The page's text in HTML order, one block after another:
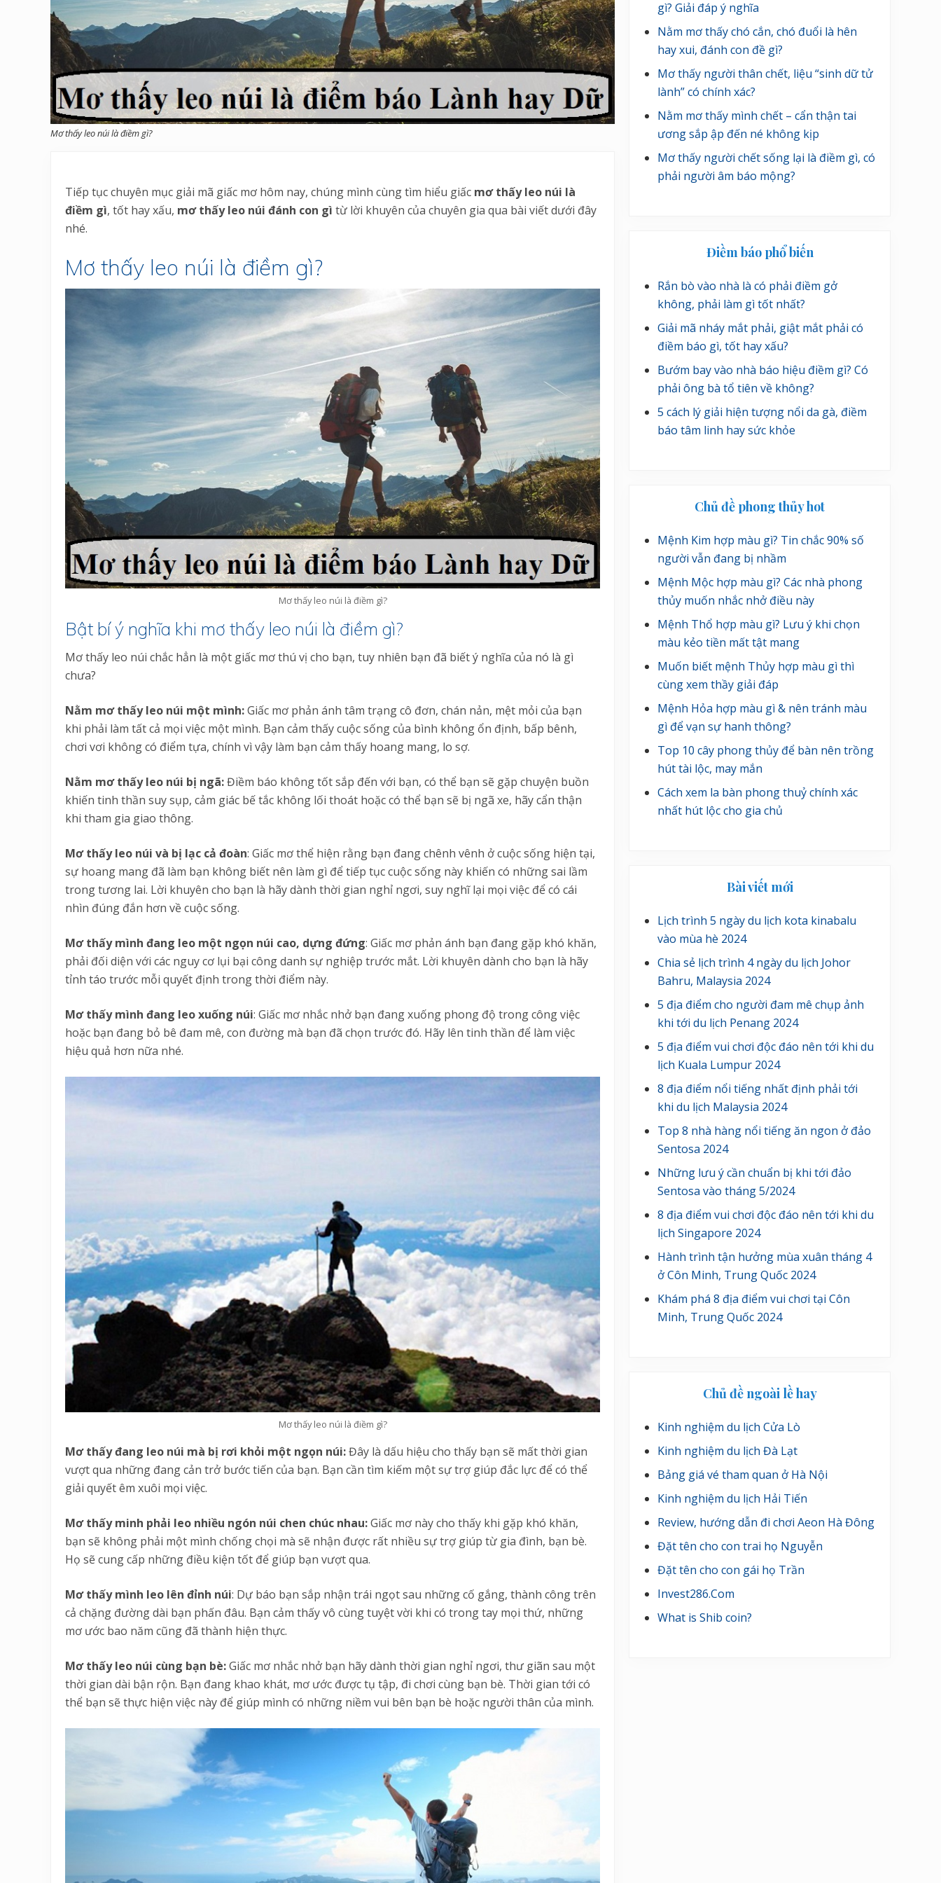
Mơ thấy leo núi là điềm gì?
Tiếp tục chuyên mục giải mã giấc mơ hôm nay, chúng mình cùng tìm hiểu giấc mơ thấy leo núi là
điềm gì, tốt hay xấu, mơ thấy leo núi đánh con gì từ lời khuyên của chuyên gia qua bài viết dưới đây
nhé.
Mơ thấy leo núi là điềm gì?
Mơ thấy leo núi là điềm gì?
Bật bí ý nghĩa khi mơ thấy leo núi là điềm gì?
Mơ thấy leo núi chắc hẳn là một giấc mơ thú vị cho bạn, tuy nhiên bạn đã biết ý nghĩa của nó là gì
chưa?
Nằm mơ thấy leo núi một mình:Giấc mơ phản ánh tâm trạng cô đơn, chán nản, mệt mỏi của bạn
khi phải làm tất cả mọi việc một mình. Bạn cảm thấy cuộc sống của bình không ổn định, bấp bênh,
chơi vơi không có điểm tựa, chính vì vậy làm bạn cảm thấy hoang mang, lo sợ.
Nằm mơ thấy leo núi bị ngã:Điềm báo không tốt sắp đến với bạn, có thể bạn sẽ gặp chuyện buồn
khiến tinh thần suy sụp, cảm giác bế tắc không lối thoát hoặc có thể bạn sẽ bị ngã xe, hãy cẩn thận
khi tham gia giao thông.
Mơ thấy leo núi và bị lạc cả đoàn: Giấc mơ thể hiện rằng bạn đang chênh vênh ở cuộc sống hiện tại,
sự hoang mang đã làm bạn không biết nên làm gì để tiếp tục cuộc sống này khiến có những sai lầm
trong tương lai. Lời khuyên cho bạn là hãy dành thời gian nghỉ ngơi, suy nghĩ lại mọi việc để có cái
nhìn đúng đắn hơn về cuộc sống.
Mơ thấy mình đang leo một ngọn núi cao, dựng đứng: Giấc mơ phản ánh bạn đang gặp khó khăn,
phải đối diện với các nguy cơ lụi bại công danh sự nghiệp trước mắt. Lời khuyên dành cho bạn là hãy
tỉnh táo trước mỗi quyết định trong thời điểm này.
Mơ thấy mình đang leo xuống núi: Giấc mơ nhắc nhở bạn đang xuống phong độ trong công việc
hoặc bạn đang bỏ bê đam mê, con đường mà bạn đã chọn trước đó. Hãy lên tinh thần để làm việc
hiệu quả hơn nữa nhé.
Mơ thấy leo núi là điềm gì?
Mơ thấy đang leo núi mà bị rơi khỏi một ngọn núi:Đây là dấu hiệu cho thấy bạn sẽ mất thời gian
vượt qua những đang cản trở bước tiến của bạn. Bạn cần tìm kiếm một sự trợ giúp đắc lực để có thể
giải quyết êm xuôi mọi việc.
Mơ thấy minh phải leo nhiều ngón núi chen chúc nhau:Giấc mơ này cho thấy khi gặp khó khăn,
bạn sẽ không phải một mình chống chọi mà sẽ nhận được rất nhiều sự trợ giúp từ gia đình, bạn bè.
Họ sẽ cung cấp những điều kiện tốt để giúp bạn vượt qua.
Mơ thấy mình leo lên đỉnh núi: Dự báo bạn sắp nhận trái ngọt sau những cố gắng, thành công trên
cả chặng đường dài bạn phấn đâu. Bạn cảm thấy vô cùng tuyệt vời khi có trong tay mọi thứ, những
mơ ước bao năm cũng đã thành hiện thực.
Mơ thấy leo núi cùng bạn bè:Giấc mơ nhắc nhở bạn hãy dành thời gian nghỉ ngơi, thư giãn sau một
thời gian dài bận rộn. Bạn đang khao khát, mơ ước được tụ tập, đi chơi cùng bạn bè. Thời gian tới có
thể bạn sẽ thực hiện việc này để giúp mình có những niềm vui bên bạn bè hoặc người thân của mình.
gì? Giải đáp ý nghĩa
Nằm mơ thấy chó cắn, chó đuổi là hên
hay xui, đánh con đề gì?
Mơ thấy người thân chết, liệu “sinh dữ tử
lành” có chính xác?
Nằm mơ thấy mình chết – cẩn thận tai
ương sắp ập đến né không kịp
Mơ thấy người chết sống lại là điềm gì, có
phải người âm báo mộng?
Điềm báo phổ biến
Rắn bò vào nhà là có phải điềm gở
không, phải làm gì tốt nhất?
Giải mã nháy mắt phải, giật mắt phải có
điềm báo gì, tốt hay xấu?
Bướm bay vào nhà báo hiệu điềm gì? Có
phải ông bà tổ tiên về không?
5 cách lý giải hiện tượng nổi da gà, điềm
báo tâm linh hay sức khỏe
Chủ đề phong thủy hot
Mệnh Kim hợp màu gì? Tin chắc 90% số
người vẫn đang bị nhầm
Mệnh Mộc hợp màu gì? Các nhà phong
thủy muốn nhắc nhở điều này
Mệnh Thổ hợp màu gì? Lưu ý khi chọn
màu kẻo tiền mất tật mang
Muốn biết mệnh Thủy hợp màu gì thì
cùng xem thầy giải đáp
Mệnh Hỏa hợp màu gì & nên tránh màu
gì để vạn sự hanh thông?
Top 10 cây phong thủy để bàn nên trồng
hút tài lộc, may mắn
Cách xem la bàn phong thuỷ chính xác
nhất hút lộc cho gia chủ
Bài viết mới
Lịch trình 5 ngày du lịch kota kinabalu
vào mùa hè 2024
Chia sẻ lịch trình 4 ngày du lịch Johor
Bahru, Malaysia 2024
5 địa điểm cho người đam mê chụp ảnh
khi tới du lịch Penang 2024
5 địa điểm vui chơi độc đáo nên tới khi du
lịch Kuala Lumpur 2024
8 địa điểm nổi tiếng nhất định phải tới
khi du lịch Malaysia 2024
Top 8 nhà hàng nổi tiếng ăn ngon ở đảo
Sentosa 2024
Những lưu ý cần chuẩn bị khi tới đảo
Sentosa vào tháng 5/2024
8 địa điểm vui chơi độc đáo nên tới khi du
lịch Singapore 2024
Hành trình tận hưởng mùa xuân tháng 4
ở Côn Minh, Trung Quốc 2024
Khám phá 8 địa điểm vui chơi tại Côn
Minh, Trung Quốc 2024
Chủ đề ngoài lề hay
Kinh nghiệm du lịch Cửa Lò
Kinh nghiệm du lịch Đà Lạt
Bảng giá vé tham quan ở Hà Nội
Kinh nghiệm du lịch Hải Tiến
Review, hướng dẫn đi chơi Aeon Hà Đông
Đặt tên cho con trai họ Nguyễn
Đặt tên cho con gái họ Trần
Invest286.Com
What is Shib coin?